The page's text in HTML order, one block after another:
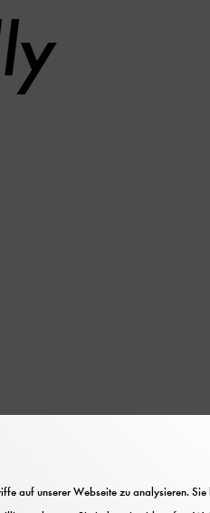
dem Firmengründer
auf unserer Webseite zu analysieren. Sie